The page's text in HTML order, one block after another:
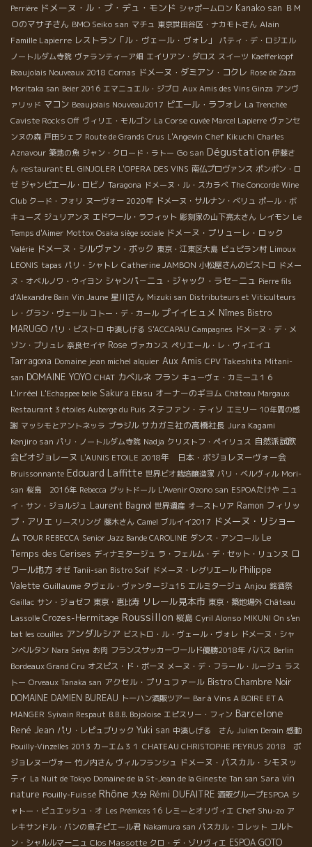
Perrière ドメーヌ・ル・ブ・デュ・モンド シャポームロン Kanako san ＢＭ
Ｏのマサ子さん BMO Seiko san マチュ 東京世田谷区・ナカモトさん Alain
Famille Lapierre レストラン「ル・ヴェール・ヴォレ」
パティ・デ・ロジエル
ノートルダム寺院 ヴァランティーア畑 エイリアン・ダロス スイーツ Kaefferkopf
Beaujolais Nouveaux 2018 Cornas ドメーヌ・ダミアン・コクレ Rose de Zaza
Moritaka san Beier 2016 エマニュエル・ジブロ Aux Amis des Vins Ginza アンヴ
ァリッド マコン Beaujolais Nouveau2017 ピエール・ラフォレ La Trenchée
Caviste Rocks Off ヴィリエ・モルゴン La Corse cuvée Marcel Lapierre ヴァンセ
ンヌの森 戸田シェフ Route de Grands Crus L'Angevin Chef Kikuchi Charles
Aznavour 築地の魚 ジャン・クロード・ラトー Go san Dégustation 伊藤さ
ん restaurant EL GINJOLER L'OPERA DES VINS 南仏プロヴァンス ポンポン・ロ
ゼ ジャンピエール・ロビノ Taragona ドメーヌ・ル・スカラベ The Concorde Wine
Club クード・フォリ ヌーヴォー 2020年 ドメーヌ・サルナン・ベリュ ポール・ボ
キューズ ジュリアンヌ エドワール・ラフィット 彫刻家の山下亮太さん レイモン Le
Temps d'Aimer Mottox Osaka siège sociale ドメーヌ・プリューレ・ロック
Valérie ドメーヌ・シルヴァン・ボック 東京・江東区大島 ピュピラン村 Limoux
LEONIS tapas パリ・シャトレ Catherine JAMBON 小松屋さんのビストロ ドメー
ヌ・オベルノワ・ウイヨン シャンパ－ニュ・ジャック・ラセ－ニュ Pierre fils
d'Alexandre Bain Vin Jaune 星川さん Mizuki san Distributeurs et Viticulteurs
レ・グラン・ヴェール コトー・デ・カール プイイヒュメ Nîmes Bistro
MARUGO パリ・ビストロ 中湊しげる S'ACCAPAU Campagnes ドメーヌ・デ・メ
ゾン・ブリュレ 奈良セイヤ Rose ヴァカンス ペリエール・レ・ヴィエイユ
Tarragona Domaine jean michel alquier Aux Amis CPV Takeshita Mitani-
san DOMAINE YOYO CHAT カベルネ フラン キューヴェ・カミーユ１６
L'irréel L'Echappee belle Sakura Ebisu オーナーのギヨム Château Margaux
Restaurant 3 étoiles Auberge du Puis ステファン・ティソ エミリー 10年間の感
謝 マッシモとアントネッラ ブラジル サカガミ社の高橋社長 Jura Kagami
Kenjiro san パリ・ノートルダム寺院 Nadja クリストフ・ペイリュス 自然派試飲
会ビオジョレーヌ L'AUNIS ETOILE 2018年 日本・ボジョレヌーヴォー会
Bruissonnante Edouard Laffitte 世界ビオ栽培醸造家 パリ・ベルヴィル Mori-
san 桜島 2016年 Rebecca グットドール L'Avenir Ozono san ESPOAたけや ニュ
イ・サン・ジョルジュ Laurent Bagnol 世界遺産 オーストリア Ramon フィリッ
プ・アリエ リースリング 藤木さん Camel ブルイイ2017 ドメーヌ・リショー
ム TOUR REBECCA Senior Jazz Bande CAROLINE ダンス・アンコール Le
Temps des Cerises ディナミタージュ ラ・フェルム・デ・セット・リュンヌ ロ
ワール地方 オゼ Tanii-san Bistro Soif ドメーヌ・レグリエール Philippe
Valette Guillaume タヴェル・ヴァンタージュ15 エルミタージュ Anjou 銘酒祭
Gaillac サン・ジョゼフ 東京・恵比寿 リレール見本市 東京・築地場外 Château
Lassolle Crozes-Hermitage Roussillon 桜島 Cyril Alonso MIKUNI On s'en
bat les couilles アンダルシア ビストロ・ル・ヴェール・ヴォレ ドメーヌ・シャ
ンベルタン Nara Seiya お肉 フランスサッカーワールド優勝2018年 ババス Berlin
Bordeaux Grand Cru オスピス・ド・ボーヌ メーヌ・デ・フラール・ルージュ ラス
トー Orveaux Tanaka san アクセル・プリュファール Bistro Chambre Noir
DOMAINE DAMIEN BUREAU トーハン酒販ツアー Bar à Vins A BOIRE ET A
MANGER Syivain Respaut B.B.B. Bojoloise エピスリー・フィン Barcelone
René Jean パリ・レピュブリック Yuki san 中湊しげる さん Julien Derain 感動
Pouilly-Vinzelles 2013 カーエム３１ CHATEAU CHRISTOPHE PEYRUS 2018 ボ
ジョレヌーヴォー 竹ノ内さん ヴィルフランシュ ドメーヌ・パスカル・シモヌッ
ティ La Nuit de Tokyo Domaine de la St-Jean de la Gineste Tan san Sara vin
nature Pouilly-Fuissé Rhône 大分 Rémi DUFAITRE 酒販グループESPOA シ
ャトー・ピュエッシュ・オ Les Prémices 16 レミーとオリヴィエ Chef Shu-zo ア
レキサンドル・バンの息子ピエール君 Nakamura san パスカル・コレット コルト
ン・シャルルマーニュ Clos Massotte クロ・デ・ゾリヴィエ ESPOA GOTO